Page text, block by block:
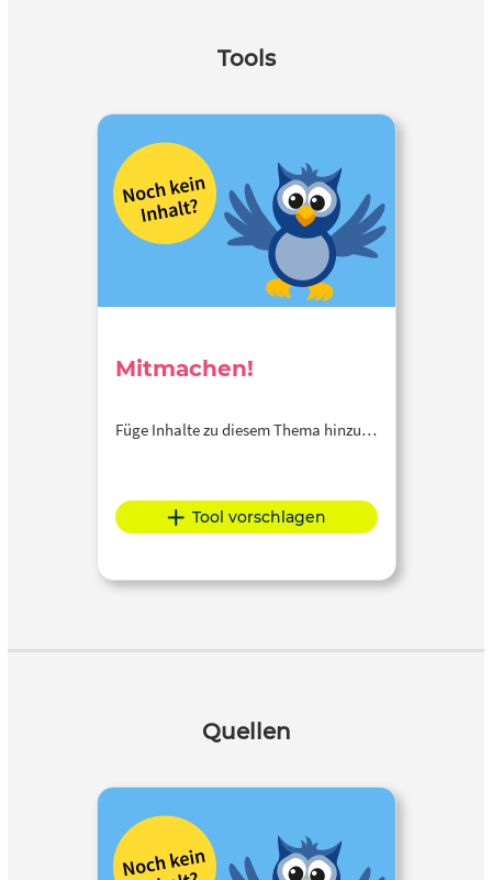
Tools
Mitmachen!
Füge Inhalte zu diesem Thema hinzu…
Tool vorschlagen
Quellen